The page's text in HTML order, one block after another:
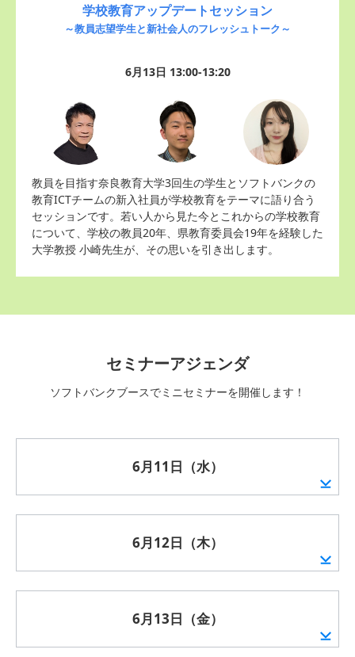
学校教育アップデートセッション
～教員志望学生と新社会人のフレッシュトーク～
6月13日 13:00-13:20
教員を目指す奈良教育大学3回生の学生とソフトバンクの
教育ICTチームの新入社員が学校教育をテーマに語り合う
セッションです。若い人から見た今とこれからの学校教育
について、学校の教員20年、県教育委員会19年を経験した
大学教授 小崎先生が、その思いを引き出します。
セミナーアジェンダ
ソフトバンクブースでミニセミナーを開催します！
6月11日（水）
6月12日（木）
6月13日（金）